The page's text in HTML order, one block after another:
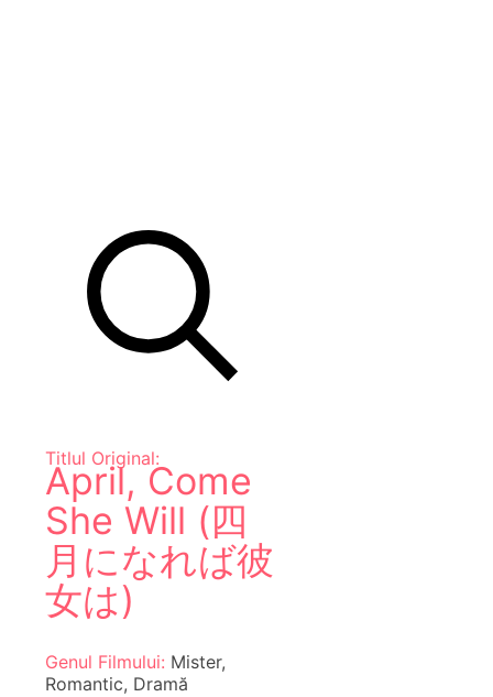
Titlul Original:
April, Come
She Will (四
月になれば彼
女は)
Genul Filmului: Mister,
Romantic, Dramă